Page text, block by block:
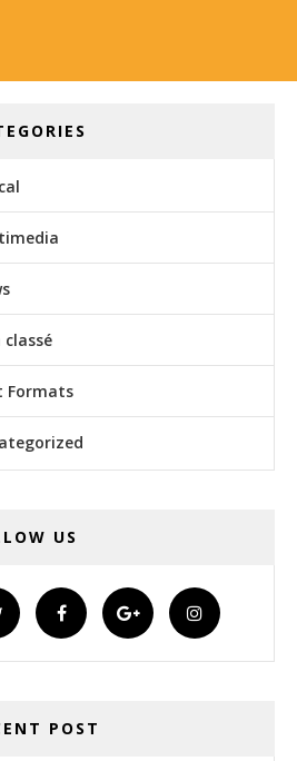
classé
Formats
US
POST